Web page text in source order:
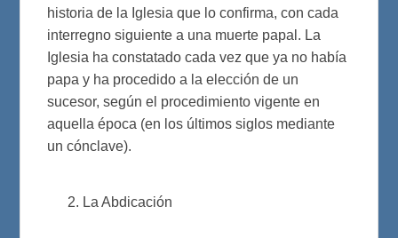
historia de la Iglesia que lo confirma, con cada
interregno siguiente a una muerte papal. La
Iglesia ha constatado cada vez que ya no había
papa y ha procedido a la elección de un
sucesor, según el procedimiento vigente en
aquella época (en los últimos siglos mediante
un cónclave).
La Abdicación